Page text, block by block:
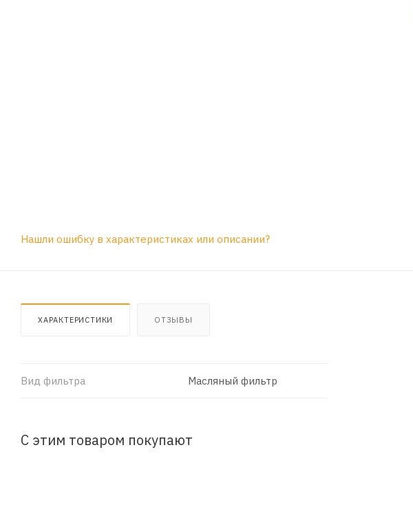
Нашли ошибку в характеристиках или описании?
ХАРАКТЕРИСТИКИ ОТЗЫВЫ
Вид фильтра Масляный фильтр
С этим товаром покупают